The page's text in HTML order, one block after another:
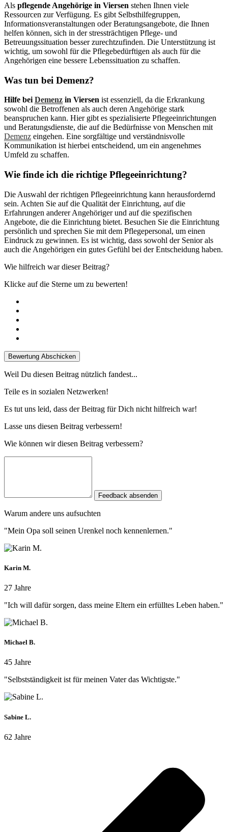
Als pflegende Angehörige in Viersen stehen Ihnen viele
Ressourcen zur Verfügung. Es gibt Selbsthilfegruppen,
Informationsveranstaltungen oder Beratungsangebote, die Ihnen
helfen können, sich in der stressträchtigen Pflege- und
Betreuungssituation besser zurechtzufinden. Die Unterstützung ist
wichtig, um sowohl für die Pflegebedürftigen als auch für die
Angehörigen eine bessere Lebenssituation zu schaffen.
Was tun bei Demenz?
Hilfe bei Demenz in Viersen ist essenziell, da die Erkrankung
sowohl die Betroffenen als auch deren Angehörige stark
beanspruchen kann. Hier gibt es spezialisierte Pflegeeinrichtungen
und Beratungsdienste, die auf die Bedürfnisse von Menschen mit
Demenz eingehen. Eine sorgfältige und verständnisvolle
Kommunikation ist hierbei entscheidend, um ein angenehmes
Umfeld zu schaffen.
Wie finde ich die richtige Pflegeeinrichtung?
Die Auswahl der richtigen Pflegeeinrichtung kann herausfordernd
sein. Achten Sie auf die Qualität der Einrichtung, auf die
Erfahrungen anderer Angehöriger und auf die spezifischen
Angebote, die die Einrichtung bietet. Besuchen Sie die Einrichtung
persönlich und sprechen Sie mit dem Pflegepersonal, um einen
Eindruck zu gewinnen. Es ist wichtig, dass sowohl der Senior als
auch die Angehörigen ein gutes Gefühl bei der Entscheidung haben.
Wie hilfreich war dieser Beitrag?
Klicke auf die Sterne um zu bewerten!
Bewertung Abschicken
Weil Du diesen Beitrag nützlich fandest...
Teile es in sozialen Netzwerken!
Es tut uns leid, dass der Beitrag für Dich nicht hilfreich war!
Lasse uns diesen Beitrag verbessern!
Wie können wir diesen Beitrag verbessern?
Feedback absenden
Warum andere uns aufsuchten
"Mein Opa soll seinen Urenkel noch kennenlernen."
Karin M.
27 Jahre
"Ich will dafür sorgen, dass meine Eltern ein erfülltes Leben haben."
Michael B.
45 Jahre
"Selbstständigkeit ist für meinen Vater das Wichtigste."
Sabine L.
62 Jahre